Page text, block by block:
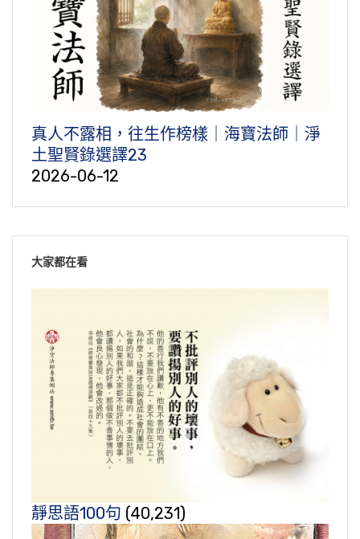
真人不露相，往生作榜樣｜海寶法師｜淨
土聖賢錄選譯23
2026-06-12
大家都在看
靜思語100句 (40,231)